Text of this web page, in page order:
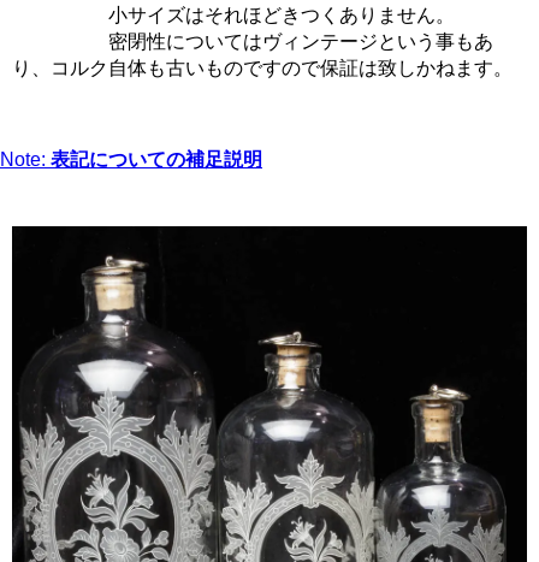
小サイズはそれほどきつくありません。
密閉性についてはヴィンテージという事もあ
り、コルク自体も古いものですので保証は致しかねます。
Note: 表記についての補足説明